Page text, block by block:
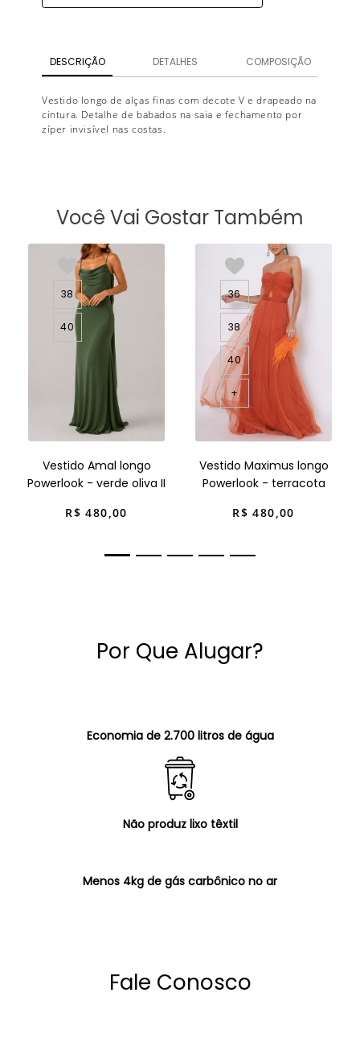
DESCRIÇÃO DETALHES COMPOSIÇÃO
Vestido longo de alças finas com decote V e drapeado na
cintura. Detalhe de babados na saia e fechamento por
zíper invisível nas costas.
Você Vai Gostar Também
38
40
Vestido Amal longo
Powerlook - verde oliva II
R$ 480,00
36
38
40
+
Vestido Maximus longo
Powerlook - terracota
R$ 480,00
Por Que Alugar?
Economia de 2.700 litros de água
Não produz lixo têxtil
Menos 4kg de gás carbônico no ar
Fale Conosco